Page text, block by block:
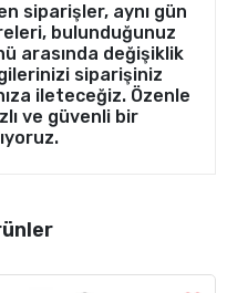
siparişler, aynı gün
bulunduğunuz
arasında değişiklik
siparişiniz
ileteceğiz. Özenle
ve güvenli bir